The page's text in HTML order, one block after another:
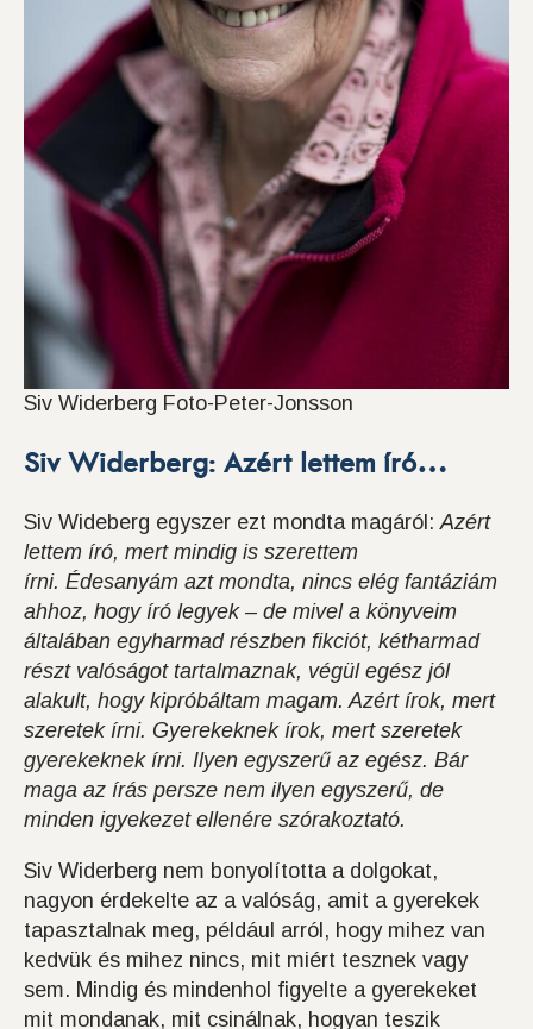
Siv Widerberg Foto-Peter-Jonsson
Siv Widerberg: Azért lettem író…
Siv Wideberg egyszer ezt mondta magáról: Azért
lettem író, mert mindig is szerettem
írni. Édesanyám azt mondta, nincs elég fantáziám
ahhoz, hogy író legyek – de mivel a könyveim
általában egyharmad részben fikciót, kétharmad
részt valóságot tartalmaznak, végül egész jól
alakult, hogy kipróbáltam magam. Azért írok, mert
szeretek írni. Gyerekeknek írok, mert szeretek
gyerekeknek írni. Ilyen egyszerű az egész. Bár
maga az írás persze nem ilyen egyszerű, de
minden igyekezet ellenére szórakoztató.
Siv Widerberg nem bonyolította a dolgokat,
nagyon érdekelte az a valóság, amit a gyerekek
tapasztalnak meg, például arról, hogy mihez van
kedvük és mihez nincs, mit miért tesznek vagy
sem. Mindig és mindenhol figyelte a gyerekeket
mit mondanak, mit csinálnak, hogyan teszik